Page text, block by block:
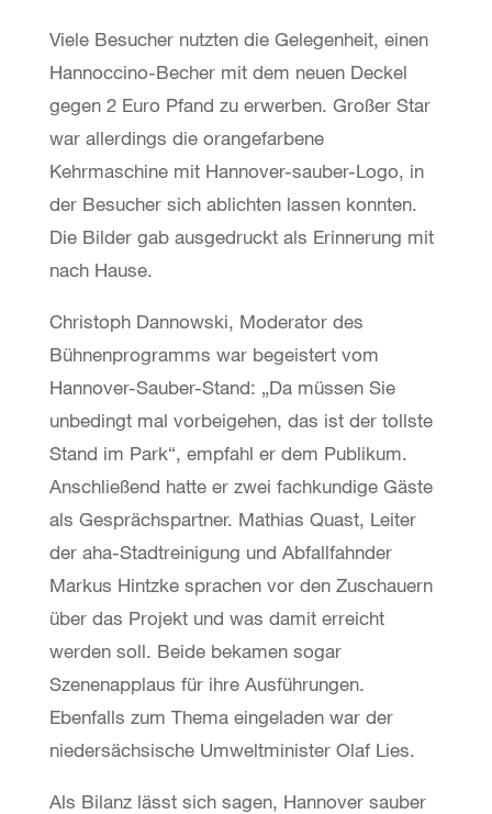
Viele Besucher nutzten die Gelegenheit, einen
Hannoccino-Becher mit dem neuen Deckel
gegen 2 Euro Pfand zu erwerben. Großer Star
war allerdings die orangefarbene
Kehrmaschine mit Hannover-sauber-Logo, in
der Besucher sich ablichten lassen konnten.
Die Bilder gab ausgedruckt als Erinnerung mit
nach Hause.
Christoph Dannowski, Moderator des
Bühnenprogramms war begeistert vom
Hannover-Sauber-Stand: „Da müssen Sie
unbedingt mal vorbeigehen, das ist der tollste
Stand im Park“, empfahl er dem Publikum.
Anschließend hatte er zwei fachkundige Gäste
als Gesprächspartner. Mathias Quast, Leiter
der aha-Stadtreinigung und Abfallfahnder
Markus Hintzke sprachen vor den Zuschauern
über das Projekt und was damit erreicht
werden soll. Beide bekamen sogar
Szenenapplaus für ihre Ausführungen.
Ebenfalls zum Thema eingeladen war der
niedersächsische Umweltminister Olaf Lies.
Als Bilanz lässt sich sagen, Hannover sauber